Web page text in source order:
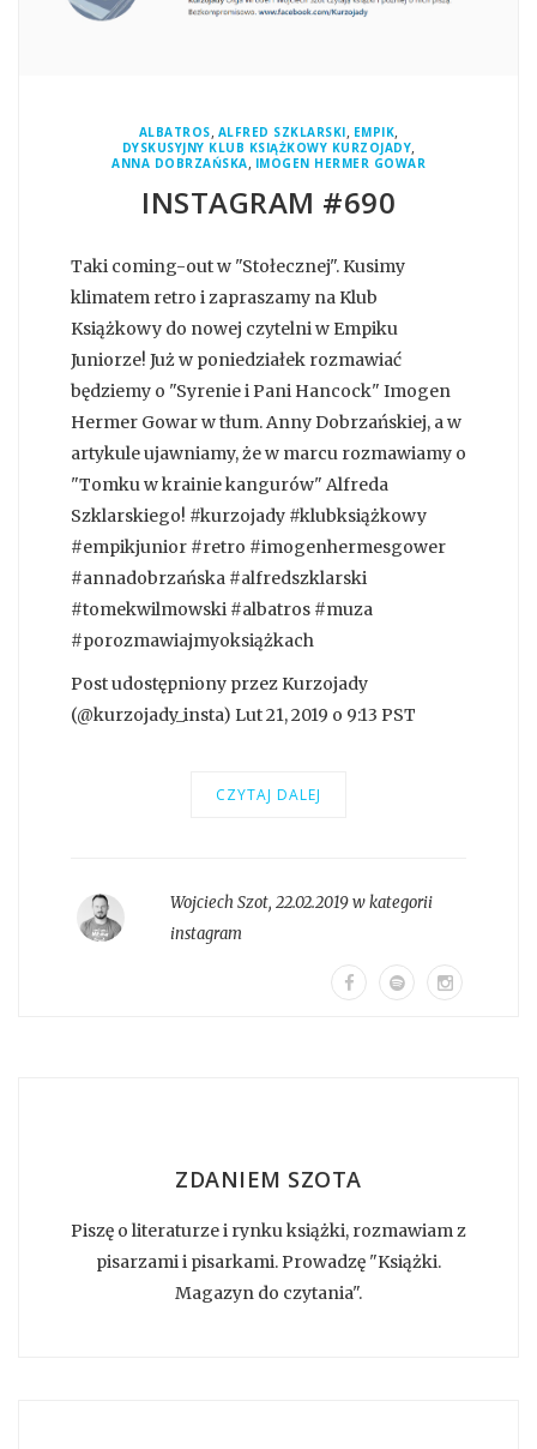
ALBATROS, ALFRED SZKLARSKI, EMPIK,
DYSKUSYJNY KLUB KSIĄŻKOWY KURZOJADY,
ANNA DOBRZAŃSKA, IMOGEN HERMER GOWAR
INSTAGRAM #690
Taki coming-out w "Stołecznej". Kusimy
klimatem retro i zapraszamy na Klub
Książkowy do nowej czytelni w Empiku
Juniorze! Już w poniedziałek rozmawiać
będziemy o "Syrenie i Pani Hancock" Imogen
Hermer Gowar w tłum. Anny Dobrzańskiej, a w
artykule ujawniamy, że w marcu rozmawiamy o
"Tomku w krainie kangurów" Alfreda
Szklarskiego! #kurzojady #klubksiążkowy
#empikjunior #retro #imogenhermesgower
#annadobrzańska #alfredszklarski
#tomekwilmowski #albatros #muza
#porozmawiajmyoksiążkach
Post udostępniony przez Kurzojady
(@kurzojady_insta) Lut 21, 2019 o 9:13 PST
CZYTAJ DALEJ
Wojciech Szot, 22.02.2019 w kategorii
instagram
ZDANIEM SZOTA
Piszę o literaturze i rynku książki, rozmawiam z
pisarzami i pisarkami. Prowadzę "Książki.
Magazyn do czytania".